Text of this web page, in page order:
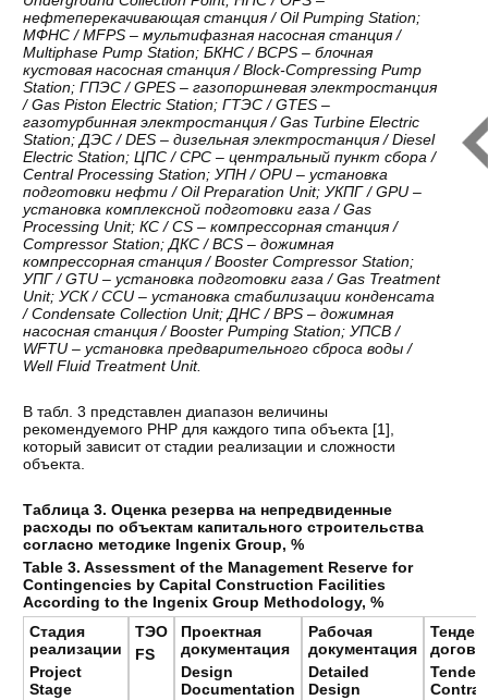
нефтеперекачивающая станция / Oil Pumping Station;
МФНС / MFPS – мультифазная насосная станция /
Multiphase Pump Station; БКНС / BCPS – блочная
кустовая насосная станция / Block-Compressing Pump
Station; ГПЭС / GPES – газопоршневая электростанция
/ Gas Piston Electric Station; ГТЭС / GTES –
газотурбинная электростанция / Gas Turbine Electric
Station; ДЭС / DES – дизельная электростанция / Diesel
Electric Station; ЦПС / CPC – центральный пункт сбора /
Central Processing Station; УПН / OPU – установка
подготовки нефти / Oil Preparation Unit; УКПГ / GPU –
установка комплексной подготовки газа / Gas
Processing Unit; КС / CS – компрессорная станция /
Compressor Station; ДКС / BCS – дожимная
компрессорная станция / Booster Compressor Station;
УПГ / GTU – установка подготовки газа / Gas Treatment
Unit; УСК / CCU – установка стабилизации конденсата
/ Condensate Collection Unit; ДНС / BPS – дожимная
насосная станция / Booster Pumping Station; УПСВ /
WFTU – установка предварительного сброса воды /
Well Fluid Treatment Unit.
В табл. 3 представлен диапазон величины
рекомендуемого РНР для каждого типа объекта [1],
который зависит от стадии реализации и сложности
объекта.
Таблица 3. Оценка резерва на непредвиденные
расходы по объектам капитального строительства
согласно методике Ingenix Group, %
Table 3. Assessment of the Management Reserve for
Contingencies by Capital Construction Facilities
According to the Ingenix Group Methodology, %
Стадия
реализации
Project
Stage
ТЭО
FS
Проектная
документация
Design
Documentation
Рабочая
документация
Detailed
Design
Тендер
Tender
Con